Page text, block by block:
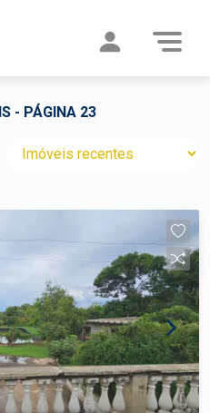
- PÁGINA 23